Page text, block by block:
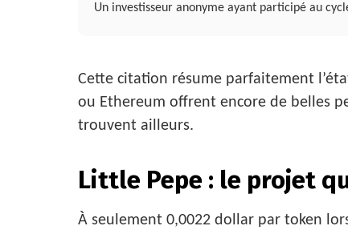
Un investisseur anonyme ayant participé au
Cette citation résume parfaitement
ou Ethereum offrent encore de belles
trouvent ailleurs.
Little Pepe : le projet
À seulement 0,0022 dollar par token